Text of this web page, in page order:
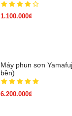
1.100.000₫
Máy phun sơn
bền)
6.200.000₫